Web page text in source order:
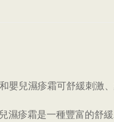
嬰兒濕疹霜可舒緩刺激
疹霜是一種豐富的舒